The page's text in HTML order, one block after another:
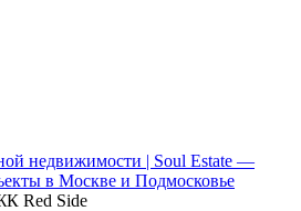
недвижимости | Soul Estate —
в Москве и Подмосковье
Red Side